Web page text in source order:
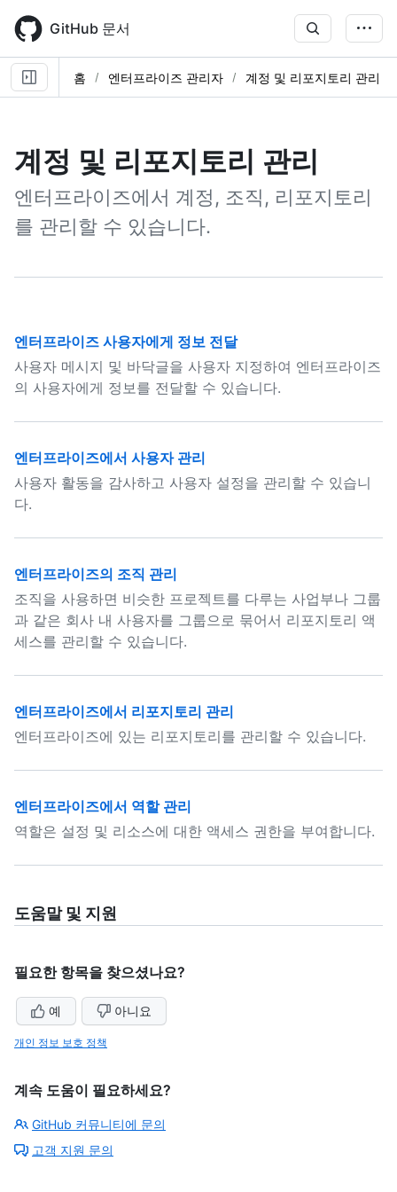
main
content
GitHub 문서
홈 엔터프라이즈 관리자 계정 및 리포지토리 관리
계정 및 리포지토리 관리
엔터프라이즈에서 계정, 조직, 리포지토리
를 관리할 수 있습니다.
엔터프라이즈 사용자에게 정보 전달
사용자 메시지 및 바닥글을 사용자 지정하여 엔터프라이즈
의 사용자에게 정보를 전달할 수 있습니다.
엔터프라이즈에서 사용자 관리
사용자 활동을 감사하고 사용자 설정을 관리할 수 있습니
다.
엔터프라이즈의 조직 관리
조직을 사용하면 비슷한 프로젝트를 다루는 사업부나 그룹
과 같은 회사 내 사용자를 그룹으로 묶어서 리포지토리 액
세스를 관리할 수 있습니다.
엔터프라이즈에서 리포지토리 관리
엔터프라이즈에 있는 리포지토리를 관리할 수 있습니다.
엔터프라이즈에서 역할 관리
역할은 설정 및 리소스에 대한 액세스 권한을 부여합니다.
도움말 및 지원
필요한 항목을 찾으셨나요?
예 아니요
개인 정보 보호 정책
계속 도움이 필요하세요?
GitHub 커뮤니티에 문의
고객 지원 문의